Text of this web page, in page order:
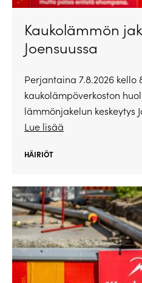
Kaukolämmön
Joensuussa
Perjantaina 7.8.2026 kello
kaukolämpöverkoston
lämmönjakelun keskeytys
Lue lisää
HÄIRIÖT